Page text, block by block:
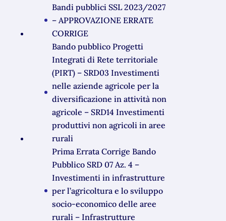
Bandi pubblici SSL 2023/2027
– APPROVAZIONE ERRATE
CORRIGE
Bando pubblico Progetti
Integrati di Rete territoriale
(PIRT) – SRD03 Investimenti
nelle aziende agricole per la
diversificazione in attività non
agricole – SRD14 Investimenti
produttivi non agricoli in aree
rurali
Prima Errata Corrige Bando
Pubblico SRD 07 Az. 4 –
Investimenti in infrastrutture
per l’agricoltura e lo sviluppo
socio-economico delle aree
rurali – Infrastrutture